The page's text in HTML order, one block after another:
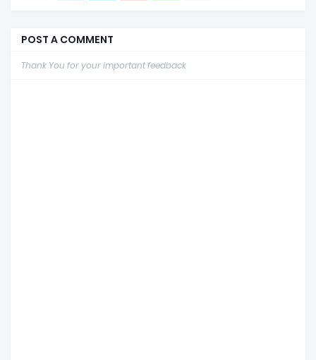
POST A COMMENT
Thank You for your important feedback